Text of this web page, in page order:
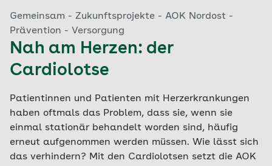
Gemeinsam - Zukunftsprojekte - AOK Nordost -
Prävention - Versorgung
Nah am Herzen: der
Cardiolotse
Patientinnen und Patienten mit Herzerkrankungen
haben oftmals das Problem, dass sie, wenn sie
einmal stationär behandelt worden sind, häufig
erneut aufgenommen werden müssen. Wie lässt sich
das verhindern? Mit den Cardiolotsen setzt die AOK